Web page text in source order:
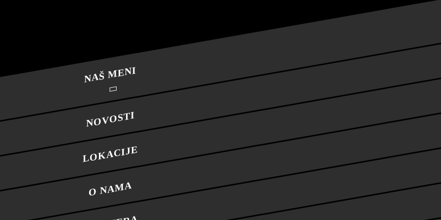
NAŠ MENI
NOVOSTI
LOKACIJE
O NAMA